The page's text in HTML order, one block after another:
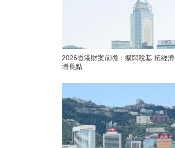
2026香港財案前瞻：擴闊稅基 拓經濟
增長點